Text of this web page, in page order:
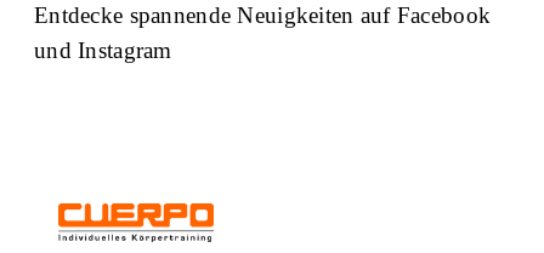
Entdecke spannende Neuigkeiten auf Facebook
und Instagram